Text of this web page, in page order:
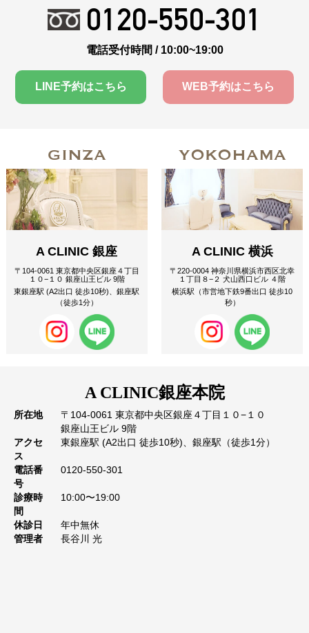
0120-550-301
電話受付時間 / 10:00~19:00
LINE予約はこちら WEB予約はこちら
GINZA
A CLINIC 銀座
〒104-0061 東京都中央区銀座４丁目
１０−１０ 銀座山王ビル 9階
東銀座駅 (A2出口 徒歩10秒)、銀座駅
（徒歩1分）
YOKOHAMA
A CLINIC 横浜
〒220-0004 神奈川県横浜市西区北幸
１丁目８−２ 犬山西口ビル ４階
横浜駅（市営地下鉄9番出口 徒歩10
秒）
A CLINIC銀座本院
所在地
〒104-0061 東京都中央区銀座４丁目１０−１０
銀座山王ビル 9階
アクセ
ス
東銀座駅 (A2出口 徒歩10秒)、銀座駅（徒歩1分）
電話番
号
0120-550-301
診療時
間
10:00〜19:00
休診日
年中無休
管理者
長谷川 光